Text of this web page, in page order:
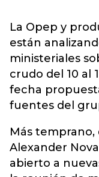
La Opep y
están
ministeriales
crudo del 10 al
fecha
fuentes del
Más
Alexander
abierto a